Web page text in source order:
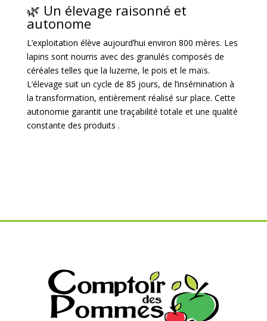
🌿 Un élevage raisonné et
autonome
L’exploitation élève aujourd’hui environ 800 mères. Les
lapins sont nourris avec des granulés composés de
céréales telles que la luzerne, le pois et le maïs.
L’élevage suit un cycle de 85 jours, de l’insémination à
la transformation, entièrement réalisé sur place. Cette
autonomie garantit une traçabilité totale et une qualité
constante des produits .